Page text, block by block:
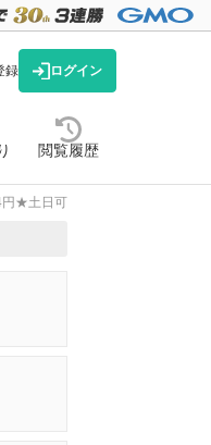
録 ログイン
閲覧履歴
円★土日可